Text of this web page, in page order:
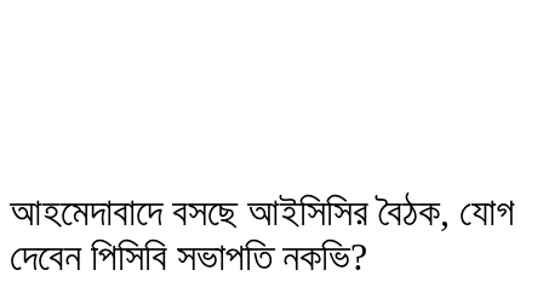
আহমেদাবাদে বসছে আইসিসির বৈঠক, যোগ
দেবেন পিসিবি সভাপতি নকভি?